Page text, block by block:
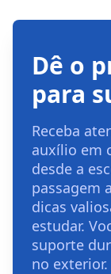
Dê o
para
Receba
auxílio em
desde a
passagem
dicas
estudar.
suporte
no exterior.